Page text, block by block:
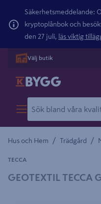
Säkerhetsmeddelande:
kryptoplånbok och
den 27 juli, läs viktig
Välj butik
Hus och Hem / Trädgård /
GEOTEXTIL TECCA
TECCA